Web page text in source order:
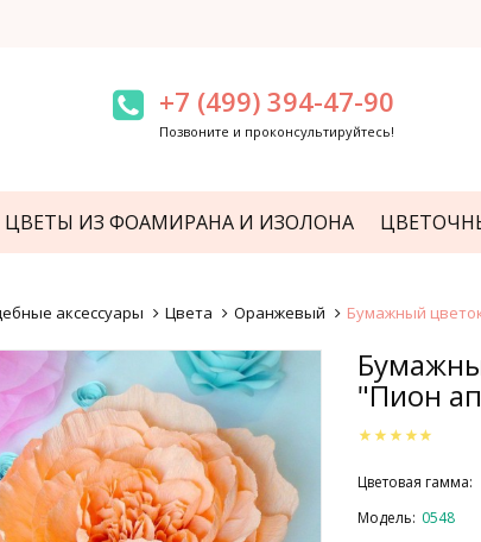
+7 (499) 394-47-90
Позвоните и проконсультируйтесь!
ЦВЕТЫ ИЗ ФОАМИРАНА И ИЗОЛОНА
аксессуары Цвета Оранжевый Бумажный
"Пион
Цветовая гамма:
Модель: 0548